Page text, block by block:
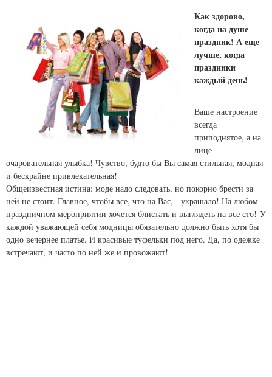
Как здорово,
когда на душе
праздник! А еще
лучше, когда
праздники
каждый день!
Ваше настроение
всегда
приподнятое, а на
лице
очаровательная улыбка! Чувство, будто бы Вы самая стильная, модная
и бескрайне привлекательная!
Общеизвестная истина: моде надо следовать, но покорно брести за
ней не стоит. Главное, чтобы все, что на Вас, - украшало! На любом
праздничном мероприятии хочется блистать и выглядеть на все сто! У
каждой уважающей себя модницы обязательно должно быть хотя бы
одно вечернее платье. И красивые туфельки под него. Да, по одежке
встречают, и часто по ней же и провожают!